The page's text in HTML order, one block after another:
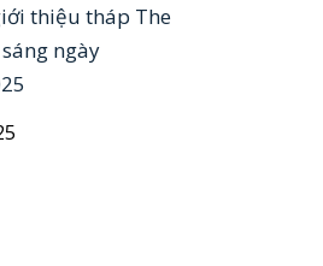
thiệu tháp The
ngày